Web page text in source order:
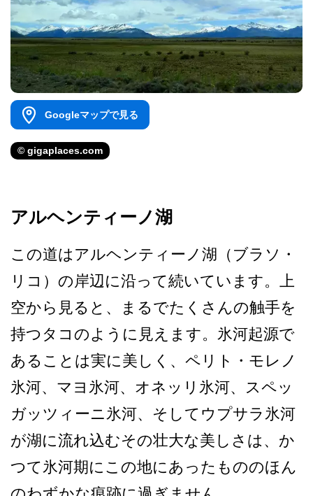
Googleマップで見る
© gigaplaces.com
アルヘンティーノ湖
この道はアルヘンティーノ湖­（ブラソ・
リコ）の岸辺に沿って続いています。上
空­から見ると、まるでたくさんの触手を
持つタコのよう­に見えます。氷河起源で
あることは実に美しく、ペリ­ト・モレノ
氷河、マヨ氷河、オネッリ氷河、スペッ
ガ­ッツィーニ氷河、そしてウプサラ氷河
が湖に流れ込む­その壮大な美しさは、か
つて氷河期にこの地にあった­もののほん